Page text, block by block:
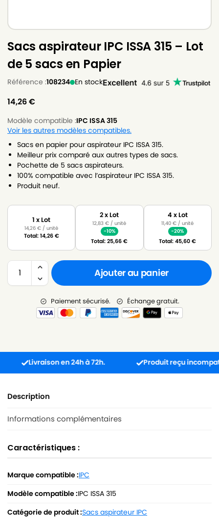
Sacs aspirateur IPC ISSA 315 – Lot
de 5 sacs en Papier
Référence :108234 En stock
14,26€
Modèle compatible :IPC ISSA 315
Voir les autres modèles compatibles.
Sacs en papier pour aspirateur IPC ISSA 315.
Meilleur prix comparé aux autres types de sacs.
Pochette de 5 sacs aspirateurs.
100% compatible avec l’aspirateur IPC ISSA 315.
Produit neuf.
1 x Lot
14,26€ / unité
Total:14,26€
2 x Lot
12,83€ / unité
-10%
Total:25,66€
4 x Lot
11,40€ / unité
-20%
Total:45,60€
Ajouter au panier
Paiement sécurisé. Échange gratuit.
Livraison en 24h à 72h. Produit reçu
Description
Informations complémentaires
Caractéristiques :
Marque compatible :IPC
Modèle compatible :IPC ISSA 315
Catégorie de produit :Sacs aspirateur IPC